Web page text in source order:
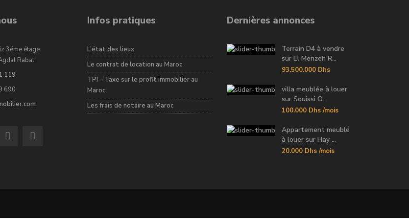
3éme étage
Rabat
119
690
Infos pratiques
L’état des lieux
Le contrat de location au Maroc
TPI – Taxe sur le profit immobilier au
Maroc
Les frais de notaire au Maroc
Dernières annonces
Terrain D4 à vendre
sur El Menzeh R...
93.500.000 Dhs
villa meublée à louer
sur Souissi O...
100.000 Dhs /mois
Appartement meublé
à louer sur Hay ...
20.000 Dhs /mois